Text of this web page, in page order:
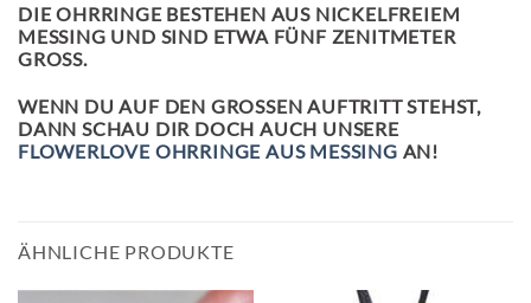
DIE OHRRINGE BESTEHEN AUS NICKELFREIEM
MESSING UND SIND ETWA FÜNF ZENITMETER
GROSS.
WENN DU AUF DEN GROSSEN AUFTRITT STEHST, D
ANN SCHAU DIR DOCH AUCH UNSERE
FLOWERLOVE OHRRINGE AUS MESSING AN!
ÄHNLICHE PRODUKTE